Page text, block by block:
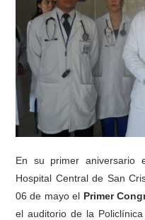
En su primer aniversario
Hospital Central de San
06 de mayo el Primer
el auditorio de la